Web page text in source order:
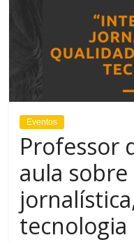
Eventos
Professor
aula
tecnologia